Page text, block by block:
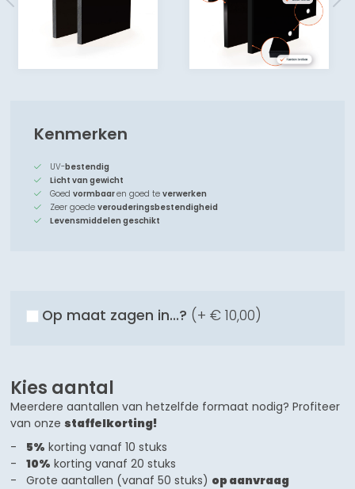
Kenmerken
UV-bestendig
Licht van gewicht
Goedvormbaaren goed teverwerken
Zeer goedeverouderingsbestendigheid
Levensmiddelen geschikt
Op maat zagen in...? (+€ 10,00)
Kies aantal
Meerdere aantallen van hetzelfde formaat nodig? Profiteer
van onzestaffelkorting!
5% korting vanaf 10 stuks
10% korting vanaf 20 stuks
Grote aantallen (vanaf 50 stuks) op aanvraag